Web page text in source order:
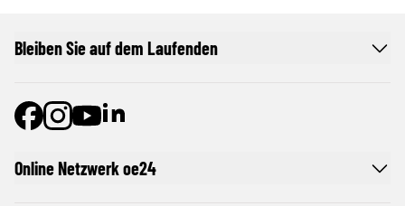
Online Netzwerk oe24
Bleiben Sie auf dem Laufenden